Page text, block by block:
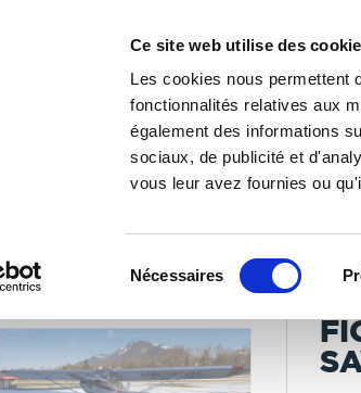
Ce site web utilise des
Les cookies nous permettent
fonctionnalités relatives aux
également des informations
sociaux, de publicité et
vous leur avez fournies ou
Nécessaires
DE LA PAGE BLANCHE... AU BEST SELLER
/ Savoir / Métiers, études / Fiches
LES LIVRES